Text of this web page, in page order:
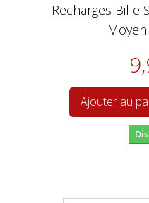
Recharges Bille
Ajouter au